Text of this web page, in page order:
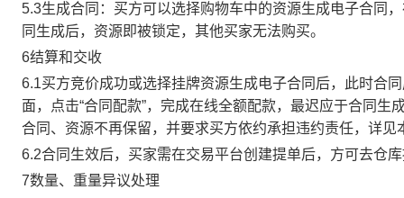
5.3生成合同：买方可以选择购物车中的资源生成电子合同
同生成后，资源即被锁定，其他买家无法购买。
6结算和交收
6.1买方竞价成功或选择挂牌资源生成电子合同后，此时合
面，点击“合同配款”，完成在线全额配款，最迟应于合同
合同、资源不再保留，并要求买方依约承担违约责任，详见
6.2合同生效后，买家需在交易平台创建提单后，方可去仓
7数量、重量异议处理